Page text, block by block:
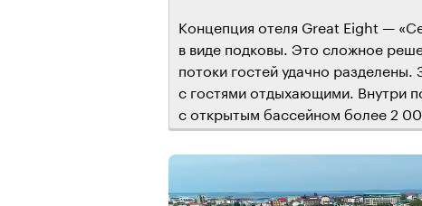
Концепция отеля Great Eight —
в виде подковы. Это сложное
потоки гостей удачно
с гостями отдыхающими. Внутри
с открытым бассейном более 2